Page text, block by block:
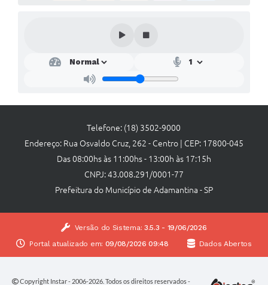
Telefone: (18) 3502-9000
Endereço: Rua Osvaldo Cruz, 262 - Centro | CEP: 17800-045
Das 08:00hs às 11:00hs - 13:00h às 17:15h
CNPJ: 43.008.291/0001-77
Prefeitura do Município de Adamantina - SP
Versão do Sistema: 3.5.3 - 19/06/2026
Portal atualizado em: 09/08/2026 09:48 Dados Abertos
Copyright Instar - 2006-2026. Todos os direitos reservados -